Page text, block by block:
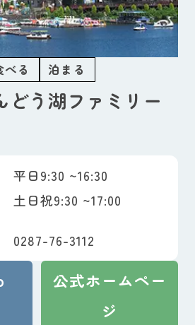
べる 泊まる
どう湖ファミリー
平日9:30 ~16:30
土日祝9:30 ~17:00
0287-76-3112
公式ホームペー
ジ